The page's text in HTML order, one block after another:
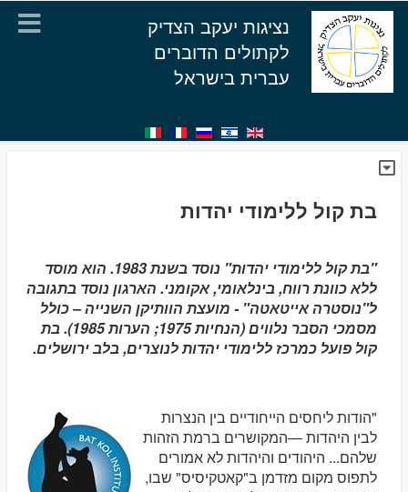
נציגות יעקב הצדיק
לקתולים הדוברים
עברית בישראל
בת קול ללימודי יהדות
"בת קול ללימודי יהדות" נוסד בשנת 1983. הוא מוסד
ללא כוונת רווח, בינלאומי, אקומני. הארגון נוסד בתגובה
ל"נוסטרה אייטאטה" - מועצת הוותיקן השנייה – כולל
מסמכי הסבר נלווים (הנחיות 1975; הערות 1985). בת
קול פועל כמרכז ללימודי יהדות לנוצרים, בלב ירושלים.
"הודות ליחסים הייחודיים בין הנצרות
לבין היהדות —המקושרים ברמת הזהות
שלהם... היהודים והיהדות לא אמורים
לתפוס מקום מזדמן ב"קאטקיסיס" שבו,